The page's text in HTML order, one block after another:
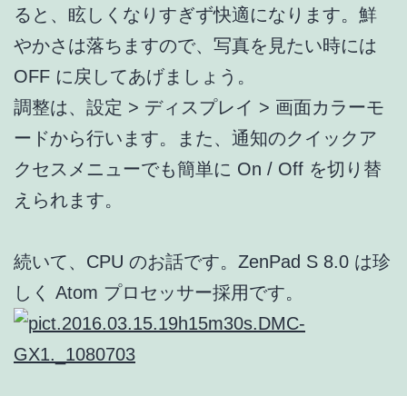
ると、眩しくなりすぎず快適になります。鮮
やかさは落ちますので、写真を見たい時には
OFF に戻してあげましょう。
調整は、設定 > ディスプレイ > 画面カラーモ
ードから行います。また、通知のクイックア
クセスメニューでも簡単に On / Off を切り替
えられます。
続いて、CPU のお話です。ZenPad S 8.0 は珍
しく Atom プロセッサー採用です。